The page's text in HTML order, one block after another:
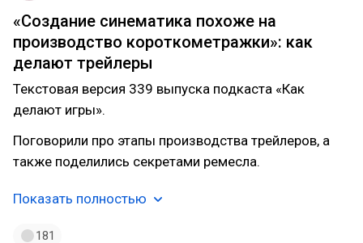
«Создание синематика похоже на
производство короткометражки»: как
делают трейлеры
Текстовая версия 339 выпуска подкаста «Как
делают игры».
Поговорили про этапы производства трейлеров, а
также поделились секретами ремесла.
Показать полностью
181